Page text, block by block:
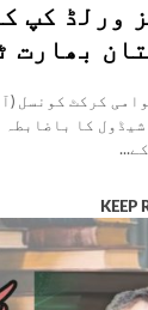
ورلڈ کپ
بھارت
کرکٹ کونسل
کے شیڈول کا
KEEP